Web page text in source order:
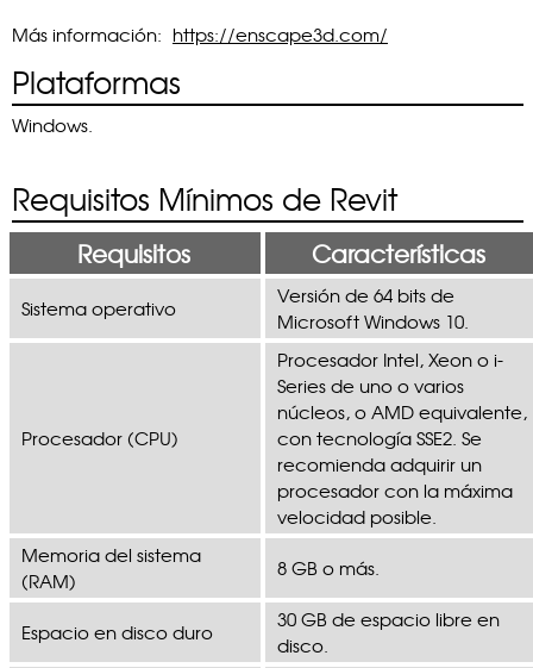
Más información: https://enscape3d.com/
Plataformas
Windows.
Requisitos Mínimos de Revit
Requisitos Características
Sistema operativo
Versión de 64 bits de
Microsoft Windows 10.
Procesador (CPU)
Procesador Intel, Xeon o i-
Series de uno o varios
núcleos, o AMD equivalente,
con tecnología SSE2. Se
recomienda adquirir un
procesador con la máxima
velocidad posible.
Memoria del sistema
(RAM)
8 GB o más.
Espacio en disco duro
30 GB de espacio libre en
disco.